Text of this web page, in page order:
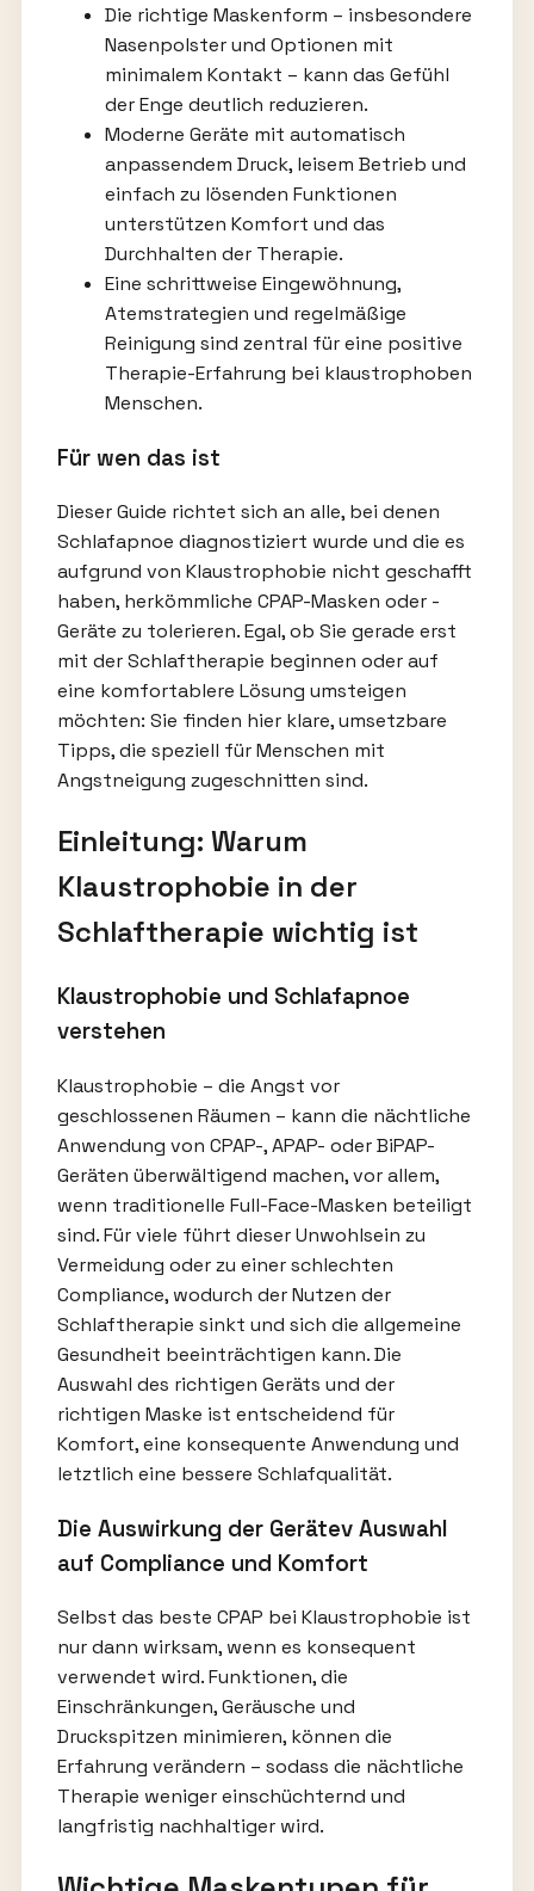
Die richtige Maskenform – insbesondere
Nasenpolster und Optionen mit
minimalem Kontakt – kann das Gefühl
der Enge deutlich reduzieren.
Moderne Geräte mit automatisch
anpassendem Druck, leisem Betrieb und
einfach zu lösenden Funktionen
unterstützen Komfort und das
Durchhalten der Therapie.
Eine schrittweise Eingewöhnung,
Atemstrategien und regelmäßige
Reinigung sind zentral für eine positive
Therapie-Erfahrung bei klaustrophoben
Menschen.
Für wen das ist
Dieser Guide richtet sich an alle, bei denen
Schlafapnoe diagnostiziert wurde und die es
aufgrund von Klaustrophobie nicht geschafft
haben, herkömmliche CPAP-Masken oder -
Geräte zu tolerieren. Egal, ob Sie gerade erst
mit der Schlaftherapie beginnen oder auf
eine komfortablere Lösung umsteigen
möchten: Sie finden hier klare, umsetzbare
Tipps, die speziell für Menschen mit
Angstneigung zugeschnitten sind.
Einleitung: Warum
Klaustrophobie in der
Schlaftherapie wichtig ist
Klaustrophobie und Schlafapnoe
verstehen
Klaustrophobie – die Angst vor
geschlossenen Räumen – kann die nächtliche
Anwendung von CPAP-, APAP- oder BiPAP-
Geräten überwältigend machen, vor allem,
wenn traditionelle Full-Face-Masken beteiligt
sind. Für viele führt dieser Unwohlsein zu
Vermeidung oder zu einer schlechten
Compliance, wodurch der Nutzen der
Schlaftherapie sinkt und sich die allgemeine
Gesundheit beeinträchtigen kann. Die
Auswahl des richtigen Geräts und der
richtigen Maske ist entscheidend für
Komfort, eine konsequente Anwendung und
letztlich eine bessere Schlafqualität.
Die Auswirkung der Gerätev Auswahl
auf Compliance und Komfort
Selbst das beste CPAP bei Klaustrophobie ist
nur dann wirksam, wenn es konsequent
verwendet wird. Funktionen, die
Einschränkungen, Geräusche und
Druckspitzen minimieren, können die
Erfahrung verändern – sodass die nächtliche
Therapie weniger einschüchternd und
langfristig nachhaltiger wird.